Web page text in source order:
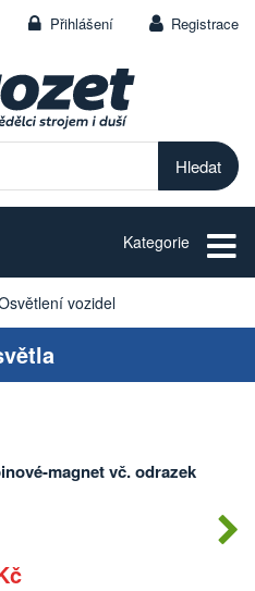
Přihlášení Registrace
Kategorie
vozidel
magnet vč. odrazek